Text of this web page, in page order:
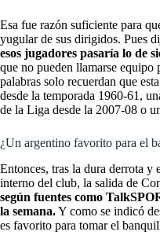
Esa fue razón suficiente para
yugular de sus dirigidos. Pues
esos jugadores pasaría lo de
que no pueden llamarse equipo
palabras solo recuerdan que
desde la temporada 1960-61,
de la Liga desde la 2007-08 o
¿Un argentino favorito para el
Entonces, tras la dura derrota y
interno del club, la salida de
según fuentes como
la semana.Y como se indicó
es favorito para tomar el